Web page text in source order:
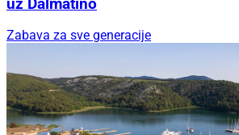
uz Dalmatino
Zabava za sve generacije